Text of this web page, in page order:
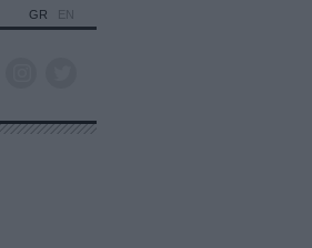
GR EN